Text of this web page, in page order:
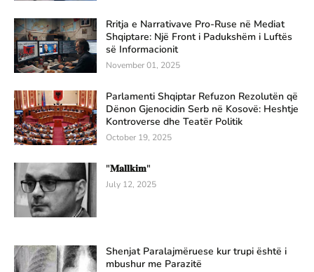
Rritja e Narrativave Pro-Ruse në Mediat
Shqiptare: Një Front i Padukshëm i Luftës
së Informacionit
November 01, 2025
Parlamenti Shqiptar Refuzon Rezolutën që
Dënon Gjenocidin Serb në Kosovë: Heshtje
Kontroverse dhe Teatër Politik
October 19, 2025
"𝐌𝐚𝐥𝐥𝐤𝐢𝐦"
July 12, 2025
Shenjat Paralajmëruese kur trupi është i
mbushur me Parazitë